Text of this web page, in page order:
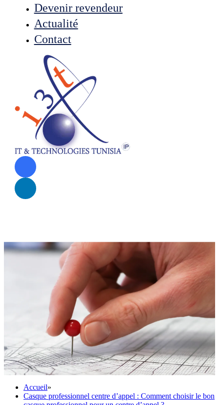
Devenir revendeur
Actualité
Contact
Accueil»
Casque professionnel centre d’appel : Comment choisir le bon